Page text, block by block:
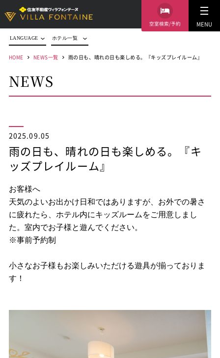
空室検索/予約 MENU
LANGUAGE ホテル一覧
HOME NEWS一覧 雨の日も、晴れの日も楽しめる。『キッズプレイルーム』
NEWS
2025.09.05
雨の日も、晴れの日も楽しめる。『キ
ッズプレイルーム』
お客様へ
天気のよいお出かけ日和ではありますが、 お外での暑さ
に疲れたら、ホテル内にキッズルームをご用意しまし
た。室内でお子様と遊んでください。
※事前予約制
小さなお子様もお楽しみいただける遊具が揃っておりま
す！